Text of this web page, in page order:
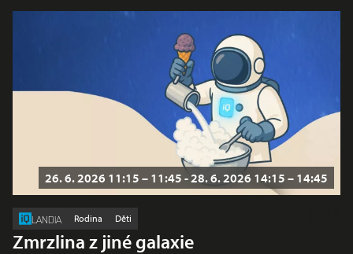
26. 6. 2026 11:15 – 11:45 - 28. 6. 2026 14:15 – 14:45
LANDIA Rodina Děti
Zmrzlina z jiné galaxie